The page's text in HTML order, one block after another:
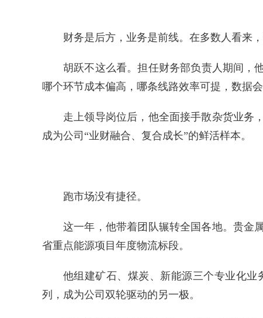
财务是后方，业务是前线。在多数人看来，
胡跃不这么看。担任财务部负责人期间
哪个环节成本偏高，哪条线路效率可提，数据
走上领导岗位后，他全面接手散杂货业务
成为公司“业财融合、复合成长”的鲜活样本。
跑市场没有捷径。
这一年，他带着团队辗转全国各地。贵金
省重点能源项目年度物流标段。
他组建矿石、煤炭、新能源三个专业化
列，成为公司双轮驱动的另一极。